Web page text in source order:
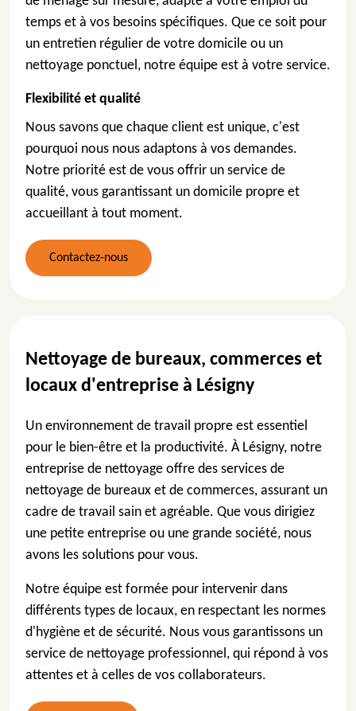
temps et à vos besoins spécifiques. Que ce soit pour
un entretien régulier de votre domicile ou un
nettoyage ponctuel, notre équipe est à votre service.
Flexibilité et qualité
Nous savons que chaque client est unique, c'est
pourquoi nous nous adaptons à vos demandes.
Notre priorité est de vous offrir un service de
qualité, vous garantissant un domicile propre et
accueillant à tout moment.
Contactez-nous
Nettoyage de bureaux, commerces et
locaux d'entreprise à Lésigny
Un environnement de travail propre est essentiel
pour le bien-être et la productivité. À Lésigny, notre
entreprise de nettoyage offre des services de
nettoyage de bureaux et de commerces, assurant un
cadre de travail sain et agréable. Que vous dirigiez
une petite entreprise ou une grande société, nous
avons les solutions pour vous.
Notre équipe est formée pour intervenir dans
différents types de locaux, en respectant les normes
d'hygiène et de sécurité. Nous vous garantissons un
service de nettoyage professionnel, qui répond à vos
attentes et à celles de vos collaborateurs.